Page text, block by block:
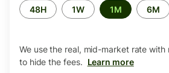
Time
period
48H 1W 1M 6M
We use the real, mid-market rate with
to hide the fees. Learn more